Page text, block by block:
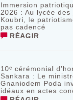
Immersion
2026 : Au lycée
Koubri, le
pas cadencé
RÉAGIR
10ᵉ cérémonial
Sankara : Le
Gnaniodem Poda
idéaux en actes